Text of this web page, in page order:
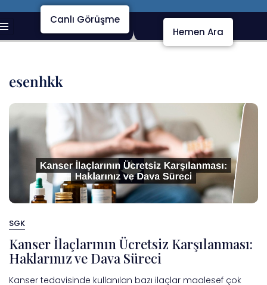
Hemen Ara
Canlı Görüşme
esenhkk
SGK
Kanser İlaçlarının Ücretsiz Karşılanması:
Haklarınız ve Dava Süreci
Kanser tedavisinde kullanılan bazı ilaçlar maalesef çok